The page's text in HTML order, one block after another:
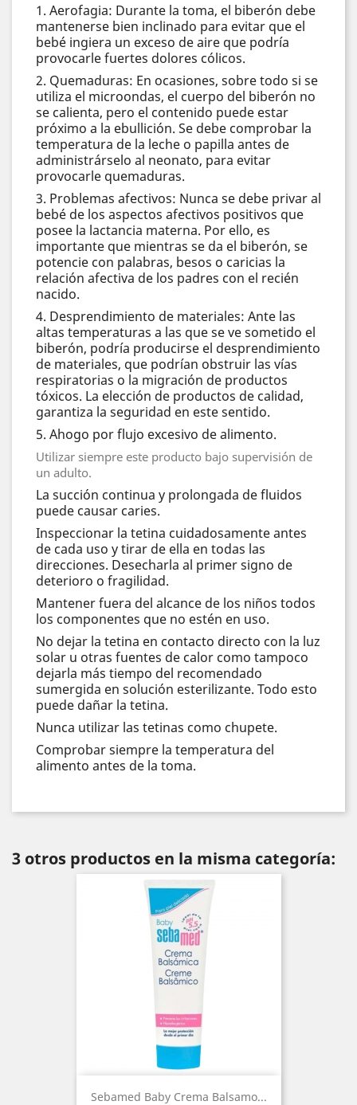
1. Aerofagia: Durante la toma, el biberón debe
mantenerse bien inclinado para evitar que el
bebé ingiera un exceso de aire que podría
provocarle fuertes dolores cólicos.
2. Quemaduras: En ocasiones, sobre todo si se
utiliza el microondas, el cuerpo del biberón no
se calienta, pero el contenido puede estar
próximo a la ebullición. Se debe comprobar la
temperatura de la leche o papilla antes de
administrárselo al neonato, para evitar
provocarle quemaduras.
3. Problemas afectivos: Nunca se debe privar al
bebé de los aspectos afectivos positivos que
posee la lactancia materna. Por ello, es
importante que mientras se da el biberón, se
potencie con palabras, besos o caricias la
relación afectiva de los padres con el recién
nacido.
4. Desprendimiento de materiales: Ante las
altas temperaturas a las que se ve sometido el
biberón, podría producirse el desprendimiento
de materiales, que podrían obstruir las vías
respiratorias o la migración de productos
tóxicos. La elección de productos de calidad,
garantiza la seguridad en este sentido.
5. Ahogo por flujo excesivo de alimento.
Utilizar siempre este producto bajo supervisión de
un adulto.
La succión continua y prolongada de fluidos
puede causar caries.
Inspeccionar la tetina cuidadosamente antes
de cada uso y tirar de ella en todas las
direcciones. Desecharla al primer signo de
deterioro o fragilidad.
Mantener fuera del alcance de los niños todos
los componentes que no estén en uso.
No dejar la tetina en contacto directo con la luz
solar u otras fuentes de calor como tampoco
dejarla más tiempo del recomendado
sumergida en solución esterilizante. Todo esto
puede dañar la tetina.
Nunca utilizar las tetinas como chupete.
Comprobar siempre la temperatura del
alimento antes de la toma.
3 otros productos en la misma categoría:
Sebamed Baby Crema Balsamo...